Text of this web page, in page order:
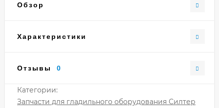
Обзор
Характеристики
Отзывы 0
Категории:
Запчасти для гладильного оборудования Силтер